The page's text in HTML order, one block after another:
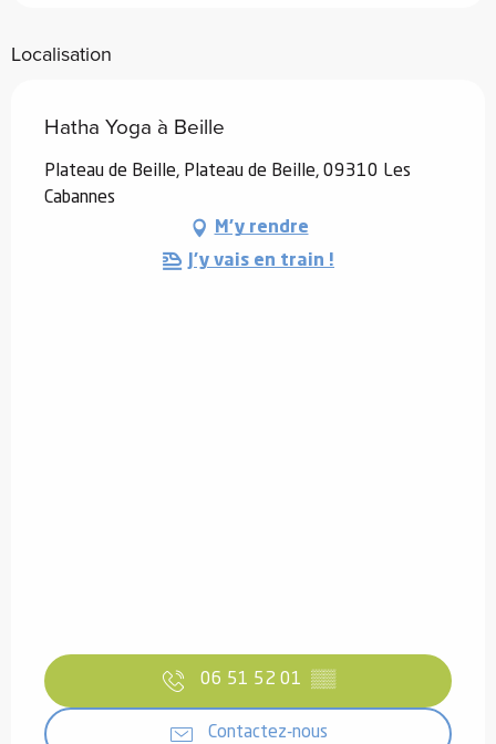
Localisation
Hatha Yoga à Beille
Plateau de Beille, Plateau de Beille, 09310 Les
Cabannes
M'y rendre
J'y vais en train !
06 51 52 01 ▒▒
Contactez-nous